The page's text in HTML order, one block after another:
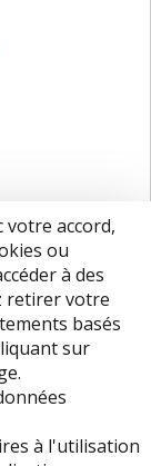
accord,
ou
à des
retirer votre
basés
sur
à l'utilisation